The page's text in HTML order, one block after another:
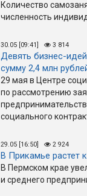
Количество
численность
30.05 [09:41] 3 814
Девять бизнес-
сумму 2,4 млн
29 мая в Центре
по рассмотрению
социального
29.05 [16:50] 2 924
В Прикамье растет
В Пермском крае
и среднего